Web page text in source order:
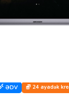
ƏDV 24 ayadək